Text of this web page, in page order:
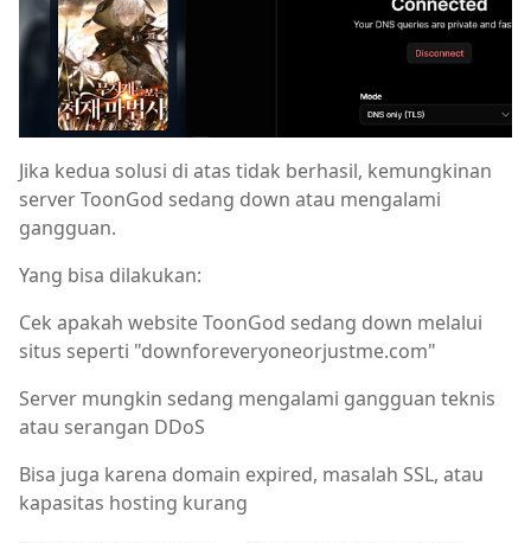
Jika kedua solusi di atas tidak berhasil, kemungkinan
server ToonGod sedang down atau mengalami
gangguan.
Yang bisa dilakukan:
Cek apakah website ToonGod sedang down melalui
situs seperti "downforeveryoneorjustme.com"
Server mungkin sedang mengalami gangguan teknis
atau serangan DDoS
Bisa juga karena domain expired, masalah SSL, atau
kapasitas hosting kurang